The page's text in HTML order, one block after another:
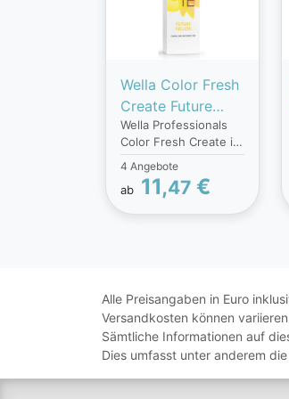
Wella Color Fresh
Create Future
Yellow (60 ml)
Wella Professionals
Color Fresh Create ist
ein semi-
permanenter und
ausdrucksstarker
Farbton und kann mit
leuchtenden Farben
bis hin zu weichen
kreieren.
Anwendung:
Verteilen Sie den
4 Angebote
ab 11,47 €
Alle Preisangaben in Euro
Versandkosten können
Sämtliche Informationen auf
Dies umfasst unter anderem